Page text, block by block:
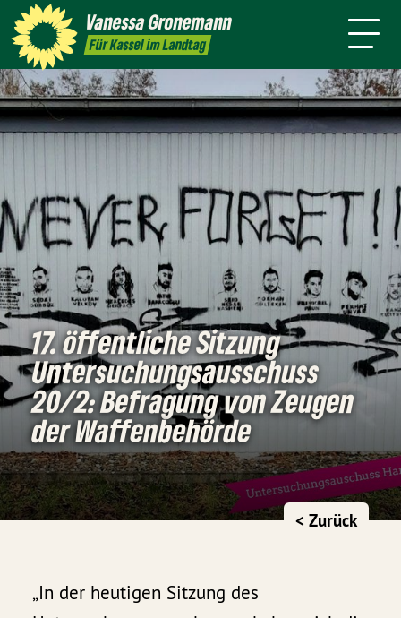
VanessaGronemann
Für Kassel im Landtag
Kontakt Mitmachen
Themen
17. öffentliche Sitzung
Untersuchungsausschuss
20/2: Befragung von Zeugen
der Waffenbehörde
< Zurück
„In der heutigen Sitzung des